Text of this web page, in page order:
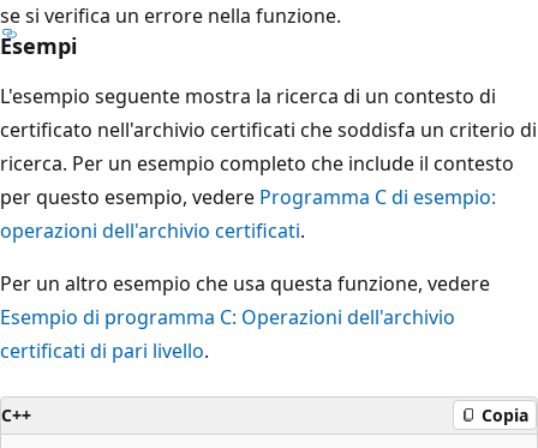
se si verifica un errore nella funzione.
Esempi
L'esempio seguente mostra la ricerca di un contesto di
certificato nell'archivio certificati che soddisfa un criterio di
ricerca. Per un esempio completo che include il contesto
per questo esempio, vedere Programma C di esempio:
operazioni dell'archivio certificati.
Per un altro esempio che usa questa funzione, vedere
Esempio di programma C: Operazioni dell'archivio
certificati di pari livello.
C++ Copia